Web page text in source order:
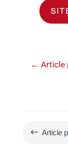
←Article
# Article